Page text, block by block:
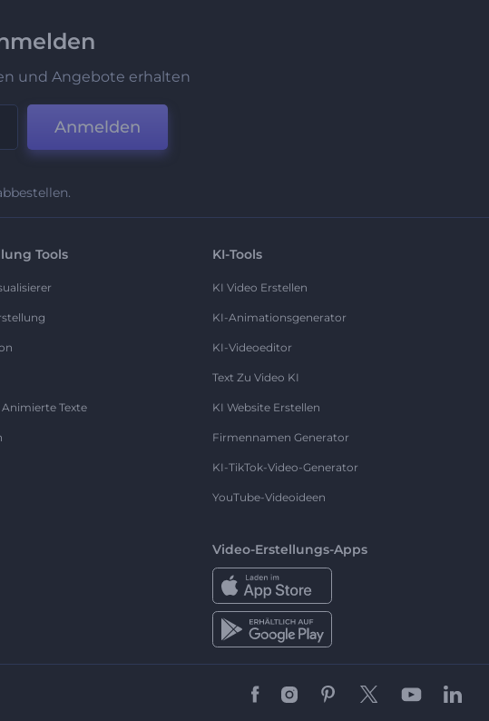
und Angebote erhalten
Anmelden
Tools
Texte
KI-Tools
KI Video Erstellen
KI-Animationsgenerator
KI-Videoeditor
Text Zu Video KI
KI Website Erstellen
Firmennamen Generator
KI-TikTok-Video-Generator
YouTube-Videoideen
Video-Erstellungs-Apps